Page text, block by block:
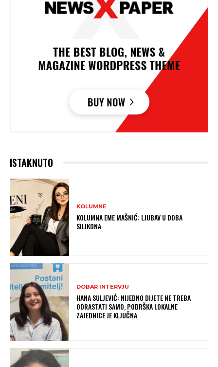
ISTAKNUTO
KOLUMNE
KOLUMNA EME MAŠNIĆ: LJUBAV U DOBA
SILIKONA
DOBAR INTERVJU
HANA SULJEVIĆ: NIJEDNO DIJETE NE TREBA
ODRASTATI SAMO, PODRŠKA LOKALNE
ZAJEDNICE JE KLJUČNA